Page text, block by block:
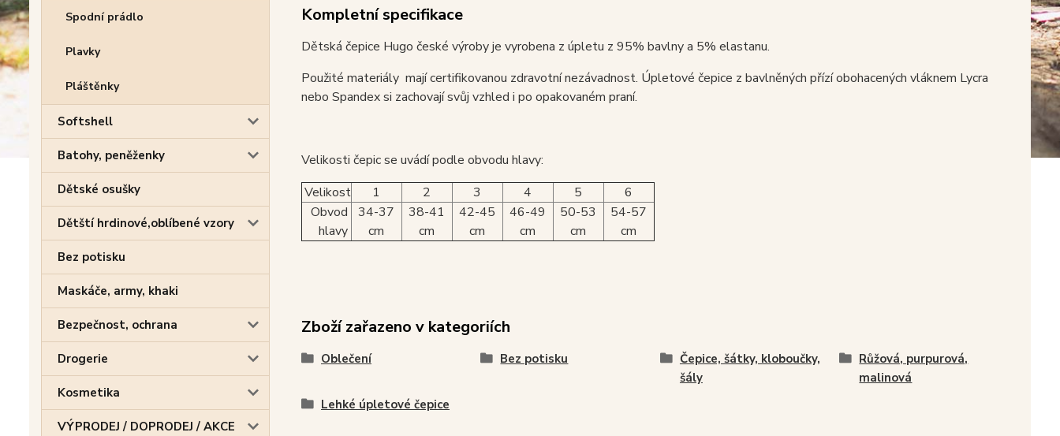
Spodní prádlo
Plavky
Pláštěnky
Softshell
Batohy, peněženky
Dětské osušky
Dětští hrdinové,oblíbené vzory
Bez potisku
Maskáče, army, khaki
Bezpečnost, ochrana
Drogerie
Kosmetika
VÝPRODEJ / DOPRODEJ / AKCE
Kompletní specifikace
Dětská čepice Hugo české výroby je vyrobena z úpletu z 95% bavlny a 5% elastanu.
Použité materiály mají certifikovanou zdravotní nezávadnost. Úpletové čepice z bavlněných přízí obohacených vláknem Lycra
nebo Spandex si zachovají svůj vzhled i po opakovaném praní.
Velikosti čepic se uvádí podle obvodu hlavy:
Velikost
1 2 3 4 5
6
Obvod
hlavy
34-37
cm
38-41
cm
42-45
cm
46-49
cm
50-53
cm
54-57
cm
Zboží zařazeno v kategoriích
Oblečení Bez potisku
Čepice, šátky, kloboučky,
šály
Růžová, purpurová,
malinová
Lehké úpletové čepice